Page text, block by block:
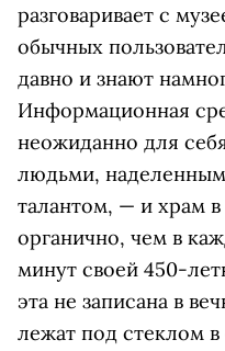
разговаривает с
обычных
давно и знают
Информационная
неожиданно для
людьми,
талантом, — и храм
органично, чем в
минут своей 450-
эта не записана в
лежат под стеклом